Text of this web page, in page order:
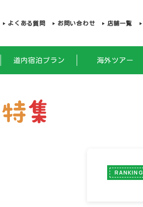
よくある質問 お問い合わせ 店舗一覧
道内宿泊プラン 海外ツアー
RANKING